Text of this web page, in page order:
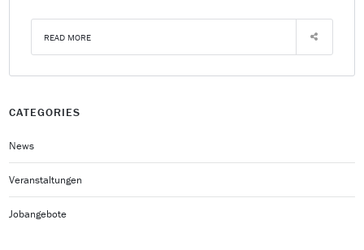
READ MORE
CATEGORIES
News
Veranstaltungen
Jobangebote